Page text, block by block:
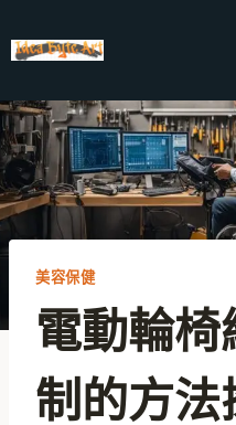
to
美容保健
電動輪
制的方法